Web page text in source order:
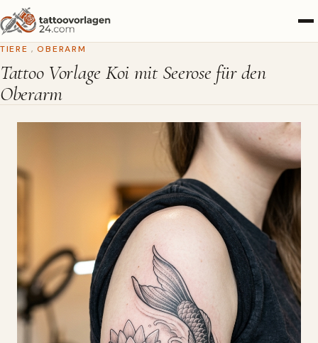
TIERE , OBERARM
Tattoo Vorlage Koi mit Seerose für den
Oberarm